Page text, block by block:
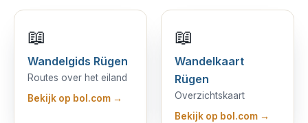
📖
Wandelgids Rügen
Routes over het eiland
Bekijk op bol.com →
📖
Wandelkaart
Rügen
Overzichtskaart
Bekijk op bol.com →